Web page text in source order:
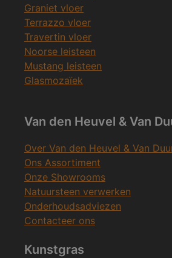
Graniet vloer
Terrazzo vloer
Travertin vloer
Noorse leisteen
Mustang leisteen
Glasmozaïek
Van den Heuvel & Van
Over Van den Heuvel & Van
Ons Assortiment
Onze Showrooms
Natuursteen verwerken
Onderhoudsadviezen
Contacteer ons
Kunstgras